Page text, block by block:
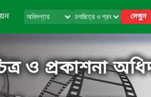
দেখুন
ও প্রকাশনা